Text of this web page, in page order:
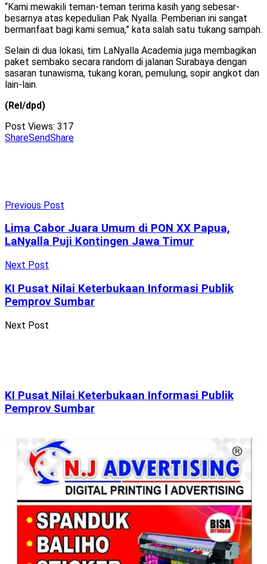
“Kami mewakili teman-teman terima kasih yang sebesar-
besarnya atas kepedulian Pak Nyalla. Pemberian ini sangat
bermanfaat bagi kami semua,” kata salah satu tukang sampah.
Selain di dua lokasi, tim LaNyalla Academia juga membagikan
paket sembako secara random di jalanan Surabaya dengan
sasaran tunawisma, tukang koran, pemulung, sopir angkot dan
lain-lain.
(Rel/dpd)
Post Views: 317
ShareSendShare
Previous Post
Lima Cabor Juara Umum di PON XX Papua,
LaNyalla Puji Kontingen Jawa Timur
Next Post
KI Pusat Nilai Keterbukaan Informasi Publik
Pemprov Sumbar
Next Post
KI Pusat Nilai Keterbukaan Informasi Publik
Pemprov Sumbar